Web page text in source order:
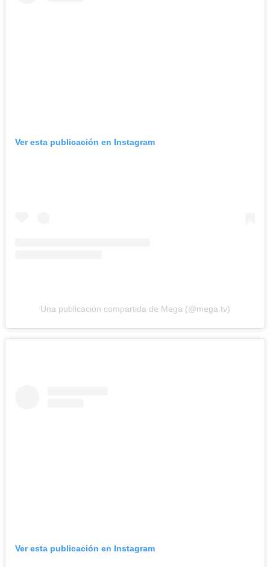
Ver esta publicación en Instagram
Una publicación compartida de Mega (@mega.tv)
Ver esta publicación en Instagram